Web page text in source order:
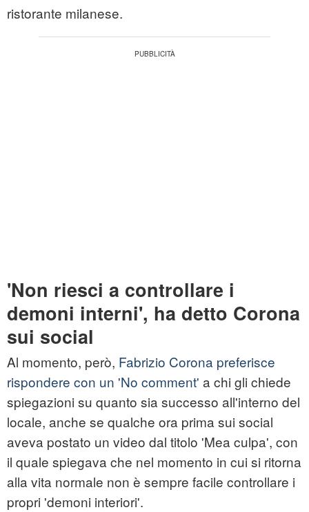
ristorante milanese.
'Non riesci a controllare i
demoni interni', ha detto Corona
sui social
Al momento, però, Fabrizio Corona preferisce
rispondere con un 'No comment' a chi gli chiede
spiegazioni su quanto sia successo all'interno del
locale, anche se qualche ora prima sui social
aveva postato un video dal titolo 'Mea culpa', con
il quale spiegava che nel momento in cui si ritorna
alla vita normale non è sempre facile controllare i
propri 'demoni interiori'.